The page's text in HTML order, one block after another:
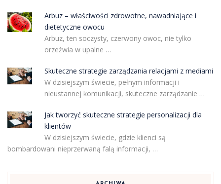
Arbuz – właściwości zdrowotne, nawadniające i
dietetyczne owocu
Arbuz, ten soczysty, czerwony owoc, nie tylko
orzeźwia w upalne …
Skuteczne strategie zarządzania relacjami z mediami
W dzisiejszym świecie, pełnym informacji i
nieustannej komunikacji, skuteczne zarządzanie …
Jak tworzyć skuteczne strategie personalizacji dla
klientów
W dzisiejszym świecie, gdzie klienci są
bombardowani nieprzerwaną falą informacji, …